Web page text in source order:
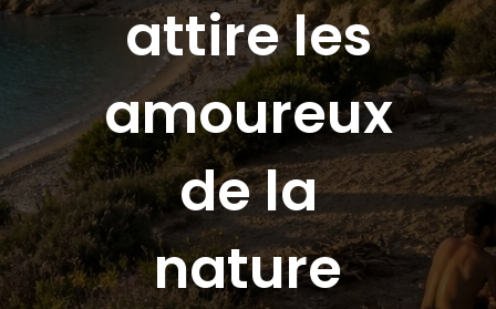
attire les
amoureux
de la
nature